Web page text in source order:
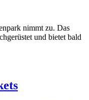
nimmt zu. Das
und bietet bald